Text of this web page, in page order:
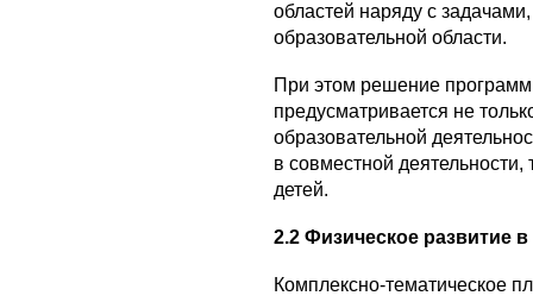
областей наряду с
образовательной области.
При этом решение
предусматривается не
образовательной
в совместной деятельности,
детей.
2.2 Физическое развитие
Комплексно-тематическое